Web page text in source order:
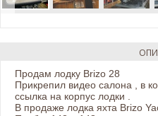
Продам лодку Brizo 28
Прикрепил видео салона , в
ссылка на корпус лодки .
В продаже лодка яхта Brizo